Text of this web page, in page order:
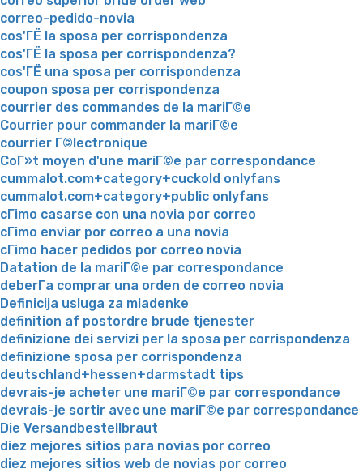
correo-pedido-novia
cos'ГЁ la sposa per corrispondenza
cos'ГЁ la sposa per corrispondenza?
cos'ГЁ una sposa per corrispondenza
coupon sposa per corrispondenza
courrier des commandes de la mariГ©e
Courrier pour commander la mariГ©e
courrier Г©lectronique
CoГ»t moyen d'une mariГ©e par correspondance
cummalot.com+category+cuckold onlyfans
cummalot.com+category+public onlyfans
cГіmo casarse con una novia por correo
cГіmo enviar por correo a una novia
cГіmo hacer pedidos por correo novia
Datation de la mariГ©e par correspondance
deberГ­a comprar una orden de correo novia
Definicija usluga za mladenke
definition af postordre brude tjenester
definizione dei servizi per la sposa per corrispondenza
definizione sposa per corrispondenza
deutschland+hessen+darmstadt tips
devrais-je acheter une mariГ©e par correspondance
devrais-je sortir avec une mariГ©e par correspondance
Die Versandbestellbraut
diez mejores sitios para novias por correo
diez mejores sitios web de novias por correo